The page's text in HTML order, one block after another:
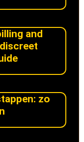
and
zo